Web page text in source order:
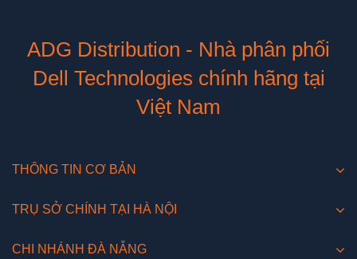
ADG Distribution - Nhà phân phối
Dell Technologies chính hãng tại
Việt Nam
THÔNG TIN CƠ BẢN
TRỤ SỞ CHÍNH TẠI HÀ NỘI
CHI NHÁNH ĐÀ NẴNG